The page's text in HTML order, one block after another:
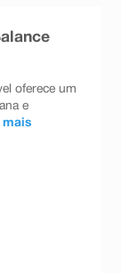
oferece um
e
mais